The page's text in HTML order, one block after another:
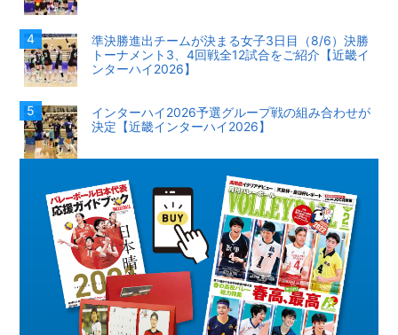
準決勝進出チームが決まる女子3日目（8/6）決勝
トーナメント3、4回戦全12試合をご紹介【近畿イ
ンターハイ2026】
インターハイ2026予選グループ戦の組み合わせが
決定【近畿インターハイ2026】